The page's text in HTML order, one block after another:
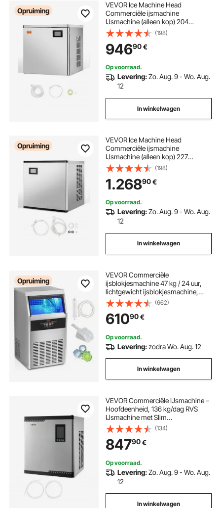
Opruiming
VEVOR Ice Machine Head
Commerciële ijsmachine
IJsmachine (alleen kop) 204
kg/dag, roestvrij staal + PE-
kunststof kop IJsmachinekop met
slim bedieningspaneel en reiniging
met één knop
(198)
94690€
Op voorraad.
Levering:Zo. Aug. 9 - Wo. Aug.
12
In winkelwagen
Opruiming
VEVOR Ice Machine Head
Commerciële ijsmachine
IJsmachine (alleen kop) 227
kg/dag, roestvrijstalen kop + SGCC
ijsmachinekop met slim
bedieningspaneel en reiniging met
één knop
(198)
1.26890€
Op voorraad.
Levering:Zo. Aug. 9 - Wo. Aug.
12
In winkelwagen
Opruiming
VEVOR Commerciële
ijsblokjesmachine 47 kg / 24 uur,
lichtgewicht ijsblokjesmachine,
opslagcapaciteit 15 kg ijs, 50 stuks
ijsblokjes, roestvrijstalen
ijsblokjesmachine inclusief
waterfilter en ijsschep
(662)
61090€
Op voorraad.
Levering:zodra Wo. Aug. 12
In winkelwagen
VEVOR Commerciële IJsmachine –
Hoofdeenheid, 136 kg/dag RVS
IJsmachine met Slim
Bedieningspaneel, Zelfreinigend,
Instelbare Dikte, Ideaal voor
Restaurants, Bars, Cafés, Hotels –
Alleen Hoofdeenheid
(134)
84790€
Op voorraad.
Levering:Zo. Aug. 9 - Wo. Aug.
12
In winkelwagen